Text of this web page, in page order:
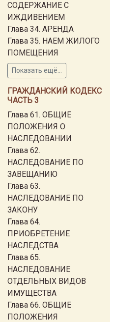
СОДЕРЖАНИЕ С
ИЖДИВЕНИЕМ
Глава 34. АРЕНДА
Глава 35. НАЕМ ЖИЛОГО
ПОМЕЩЕНИЯ
Показать ещё...
ГРАЖДАНСКИЙ КОДЕКС
ЧАСТЬ 3
Глава 61. ОБЩИЕ
ПОЛОЖЕНИЯ О
НАСЛЕДОВАНИИ
Глава 62.
НАСЛЕДОВАНИЕ ПО
ЗАВЕЩАНИЮ
Глава 63.
НАСЛЕДОВАНИЕ ПО
ЗАКОНУ
Глава 64.
ПРИОБРЕТЕНИЕ
НАСЛЕДСТВА
Глава 65.
НАСЛЕДОВАНИЕ
ОТДЕЛЬНЫХ ВИДОВ
ИМУЩЕСТВА
Глава 66. ОБЩИЕ
ПОЛОЖЕНИЯ